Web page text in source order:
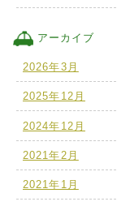
アーカイブ
2026年3月
2025年12月
2024年12月
2021年2月
2021年1月